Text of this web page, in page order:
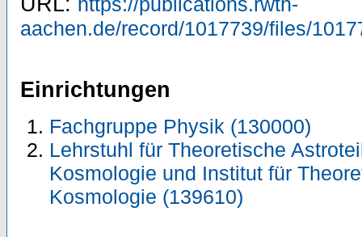
aachen.de/record/1017739/files/
Einrichtungen
Fachgruppe Physik (130000)
Lehrstuhl für Theoretische
Kosmologie und Institut für
Kosmologie (139610)